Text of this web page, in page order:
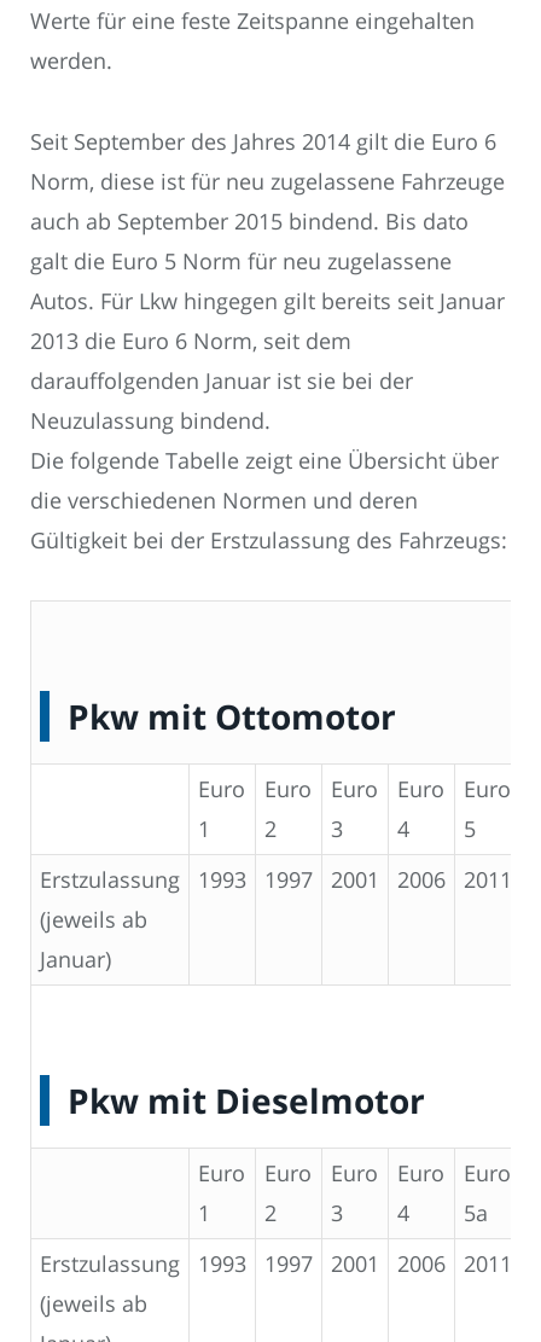
Werte für eine feste Zeitspanne eingehalten
werden.
Seit September des Jahres 2014 gilt die Euro 6
Norm, diese ist für neu zugelassene Fahrzeuge
auch ab September 2015 bindend. Bis dato
galt die Euro 5 Norm für neu zugelassene
Autos. Für Lkw hingegen gilt bereits seit Januar
2013 die Euro 6 Norm, seit dem
darauffolgenden Januar ist sie bei der
Neuzulassung bindend.
Die folgende Tabelle zeigt eine Übersicht über
die verschiedenen Normen und deren
Gültigkeit bei der Erstzulassung des Fahrzeugs:
Pkw mit Ottomotor
Euro
1
Euro
2
Euro
3
Euro
4
Euro
5
Erstzulassung
(jeweils ab
Januar)
1993 1997 2001 2006 2011
Pkw mit Dieselmotor
Euro
1
Euro
2
Euro
3
Euro
4
Euro
5a
Erstzulassung
(jeweils ab
1993 1997 2001 2006 2011